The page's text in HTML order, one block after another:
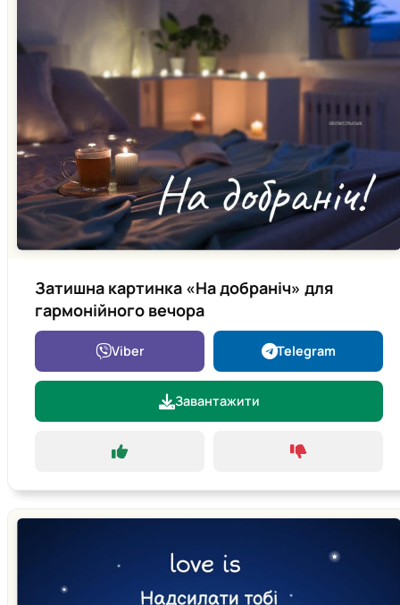
Затишна картинка «На добраніч» для
гармонійного вечора
Viber Telegram
Завантажити